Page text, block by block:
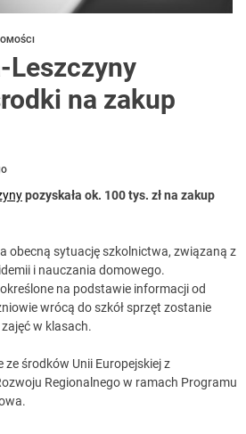
Leszczyny
na zakup
pozyskała ok. 100 tys. zł na zakup
obecną sytuację szkolnictwa, związaną z
i nauczania domowego.
na podstawie informacji od
wrócą do szkół sprzęt zostanie
w klasach.
ze środków Unii Europejskiej z
Regionalnego w ramach Programu